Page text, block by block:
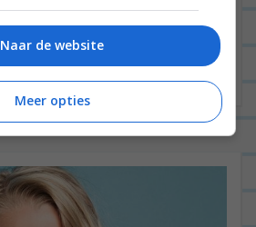
Naar de website
Meer opties